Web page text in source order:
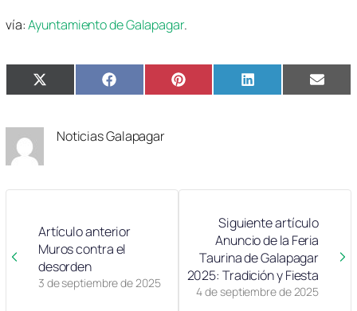
vía:Ayuntamiento de Galapagar.
Compartir
en
X
(Twitter)
Compartir
en
Facebook Compartir
en
Pinterest Compartir
en
LinkedIn
en
Email
Noticias Galapagar
Artículo anterior
3 de septiembre de 2025
Muros contra el
desorden
Siguiente artículo
4 de septiembre de 2025
Anuncio de la Feria
Taurina de Galapagar
2025: Tradición y Fiesta